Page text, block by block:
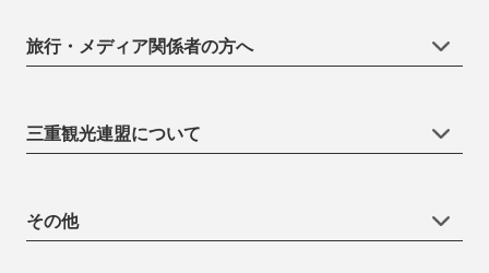
旅行・メディア関係者の方へ
三重観光連盟について
その他